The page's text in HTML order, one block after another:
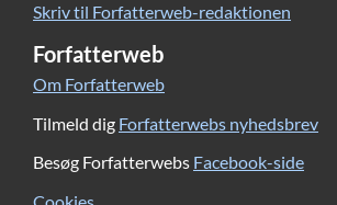
Skriv til Forfatterweb-redaktionen
Forfatterweb
Om Forfatterweb
Tilmeld dig Forfatterwebs nyhedsbrev
Besøg Forfatterwebs Facebook-side
Cookies